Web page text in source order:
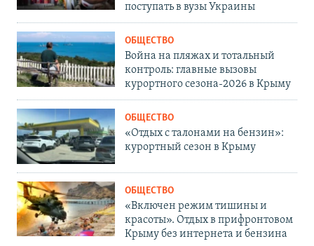
поступать в вузы Украины
ОБЩЕСТВО
Война на пляжах и тотальный
контроль: главные вызовы
курортного сезона-2026 в Крыму
ОБЩЕСТВО
«Отдых с талонами на бензин»:
курортный сезон в Крыму
ОБЩЕСТВО
«Включен режим тишины и
красоты». Отдых в прифронтовом
Крыму без интернета и бензина